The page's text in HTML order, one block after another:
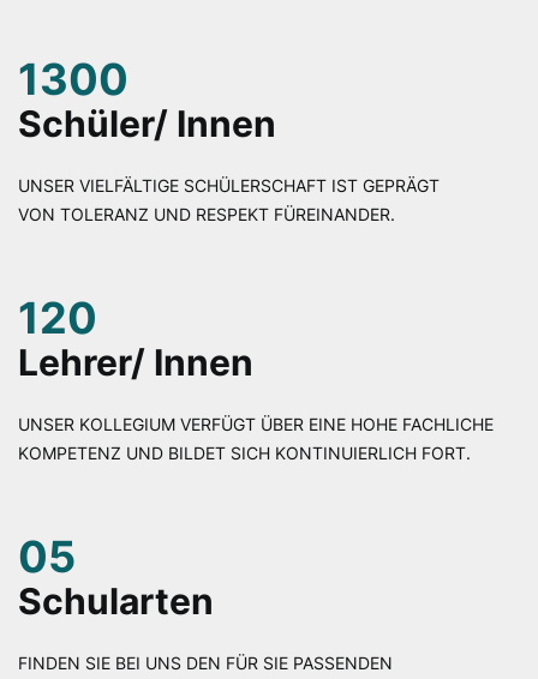
1300
Schüler/ Innen
UNSER VIELFÄLTIGE SCHÜLERSCHAFT IST GEPRÄGT
VON TOLERANZ UND RESPEKT FÜREINANDER.
120
Lehrer/ Innen
UNSER KOLLEGIUM VERFÜGT ÜBER EINE HOHE FACHLICHE
KOMPETENZ UND BILDET SICH KONTINUIERLICH FORT.
05
Schularten
FINDEN SIE BEI UNS DEN FÜR SIE PASSENDEN